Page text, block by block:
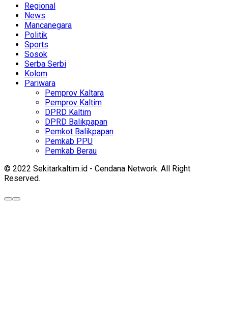
Regional
News
Mancanegara
Politik
Sports
Sosok
Serba Serbi
Kolom
Pariwara
Pemprov Kaltara
Pemprov Kaltim
DPRD Kaltim
DPRD Balikpapan
Pemkot Balikpapan
Pemkab PPU
Pemkab Berau
© 2022 Sekitarkaltim.id - Cendana Network. All Right
Reserved.